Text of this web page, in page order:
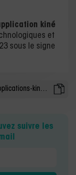
kiné
et
sous le signe
suivre les